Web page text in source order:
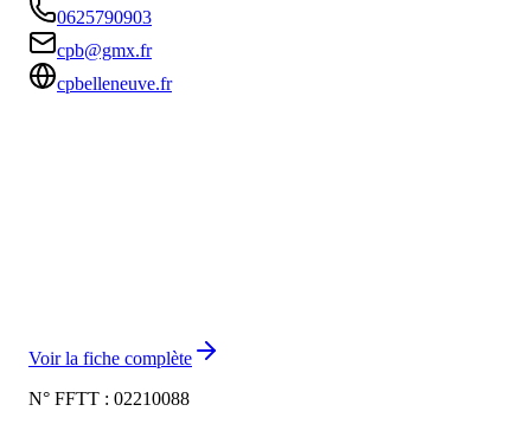
0625790903
cpb@gmx.fr
cpbelleneuve.fr
Voir la fiche complète
N° FFTT : 02210088